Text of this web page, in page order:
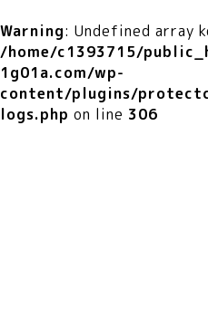
Warning: Undefined array
/home/c1393715/
1g01a.com/wp-
content/plugins/
logs.php on line 306